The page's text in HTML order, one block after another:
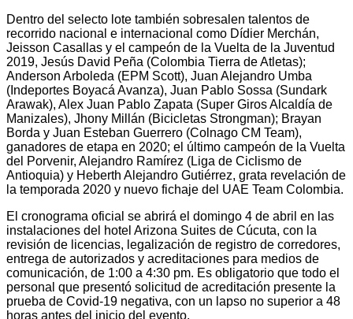
Dentro del selecto lote también sobresalen talentos de
recorrido nacional e internacional como Dídier Merchán,
Jeisson Casallas y el campeón de la Vuelta de la Juventud
2019, Jesús David Peña (Colombia Tierra de Atletas);
Anderson Arboleda (EPM Scott), Juan Alejandro Umba
(Indeportes Boyacá Avanza), Juan Pablo Sossa (Sundark
Arawak), Alex Juan Pablo Zapata (Super Giros Alcaldía de
Manizales), Jhony Millán (Bicicletas Strongman); Brayan
Borda y Juan Esteban Guerrero (Colnago CM Team),
ganadores de etapa en 2020; el último campeón de la Vuelta
del Porvenir, Alejandro Ramírez (Liga de Ciclismo de
Antioquia) y Heberth Alejandro Gutiérrez, grata revelación de
la temporada 2020 y nuevo fichaje del UAE Team Colombia.
El cronograma oficial se abrirá el domingo 4 de abril en las
instalaciones del hotel Arizona Suites de Cúcuta, con la
revisión de licencias, legalización de registro de corredores,
entrega de autorizados y acreditaciones para medios de
comunicación, de 1:00 a 4:30 pm. Es obligatorio que todo el
personal que presentó solicitud de acreditación presente la
prueba de Covid-19 negativa, con un lapso no superior a 48
horas antes del inicio del evento.